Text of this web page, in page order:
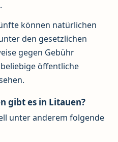
können natürlichen
den gesetzlichen
gegen Gebühr
öffentliche
gibt es in Litauen?
unter anderem folgende